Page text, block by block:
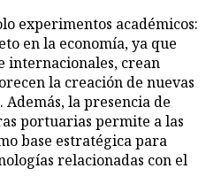
experimentos académicos:
en la economía, ya que
internacionales, crean
la creación de nuevas
Además, la presencia de
portuarias permite a las
base estratégica para
relacionadas con el